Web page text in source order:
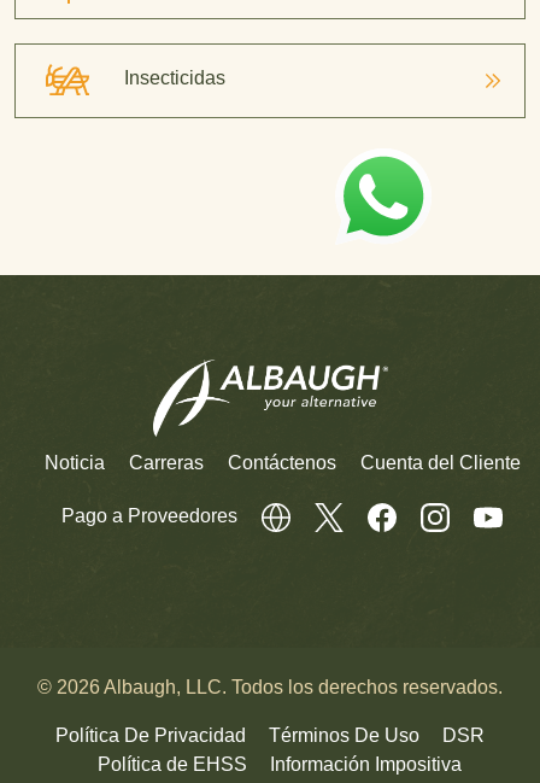
Insecticidas
Noticia Carreras Contáctenos Cuenta del Cliente
Pago a Proveedores
© 2026 Albaugh, LLC. Todos los derechos reservados.
Política De Privacidad Términos De Uso
DSR
Política de EHSS
Información Impositiva